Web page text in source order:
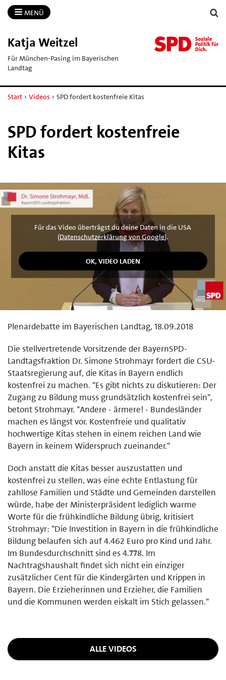
MENÜ
Katja Weitzel
Für München-Pasing im Bayerischen
Landtag
Start › Videos › SPD fordert kostenfreie Kitas
SPD fordert kostenfreie
Kitas
Für das Video überträgst du deine Daten in die USA
(Datenschutzerklärung von Google).
Plenardebatte im Bayerischen Landtag, 18.09.2018
Die stellvertretende Vorsitzende der BayernSPD-
Landtagsfraktion Dr. Simone Strohmayr fordert die CSU-
Staatsregierung auf, die Kitas in Bayern endlich
kostenfrei zu machen. "Es gibt nichts zu diskutieren: Der
Zugang zu Bildung muss grundsätzlich kostenfrei sein",
betont Strohmayr. "Andere - ärmere! - Bundesländer
machen es längst vor. Kostenfreie und qualitativ
hochwertige Kitas stehen in einem reichen Land wie
Bayern in keinem Widerspruch zueinander."
Doch anstatt die Kitas besser auszustatten und
kostenfrei zu stellen, was eine echte Entlastung für
zahllose Familien und Städte und Gemeinden darstellen
würde, habe der Ministerpräsident lediglich warme
Worte für die frühkindliche Bildung übrig, kritisiert
Strohmayr: "Die Investition in Bayern in die frühkindliche
Bildung belaufen sich auf 4.462 Euro pro Kind und Jahr.
Im Bundesdurchschnitt sind es 4.778. Im
Nachtragshaushalt findet sich nicht ein einziger
zusätzlicher Cent für die Kindergärten und Krippen in
Bayern. Die Erzieherinnen und Erzieher, die Familien
und die Kommunen werden eiskalt im Stich gelassen."
ALLE VIDEOS